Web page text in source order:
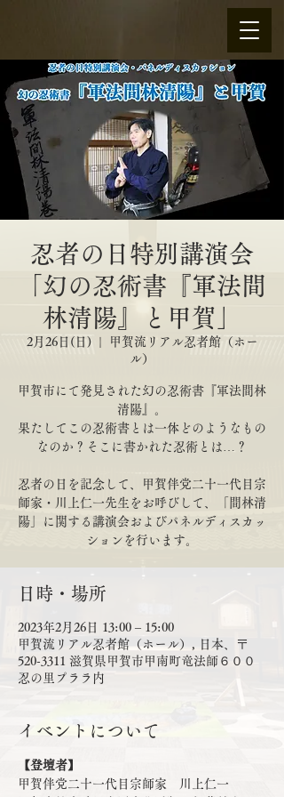
忍者の日特別講演会
「幻の忍術書『軍法間
林清陽』と甲賀」
2月26日(日)
  |
甲賀流リアル忍者館（ホー
ル）
甲賀市にて発見された幻の忍術書『軍法間林
清陽』。
果たしてこの忍術書とは一体どのようなもの
なのか？そこに書かれた忍術とは…？
忍者の日を記念して、甲賀伴党二十一代目宗
師家・川上仁一先生をお呼びして、「間林清
陽」に関する講演会およびパネルディスカッ
ションを行います。
日時・場所
2023年2月26日 13:00 – 15:00
甲賀流リアル忍者館（ホール）, 日本、〒
520-3311 滋賀県甲賀市甲南町竜法師６００
忍の里プララ内
イベントについて
【登壇者】
甲賀伴党二十一代目宗師家　川上仁一